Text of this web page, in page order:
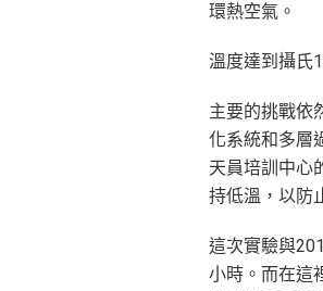
環熱空氣。
溫度達到攝氏
主要的挑戰依
化系統和多層
天員培訓中心
持低溫，以防
這次實驗與
小時。而在這